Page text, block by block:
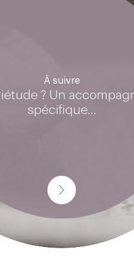
À suivre
? Un
spécifique…